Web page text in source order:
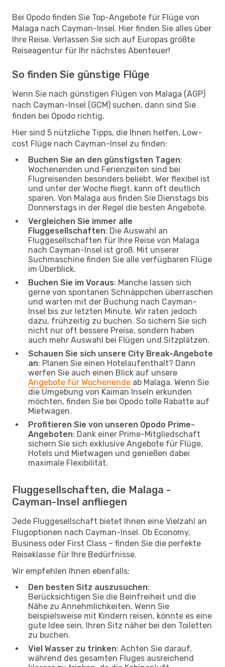
Bei Opodo finden Sie Top-Angebote für Flüge von
Malaga nach Cayman-Insel. Hier finden Sie alles über
Ihre Reise. Verlassen Sie sich auf Europas größte
Reiseagentur für Ihr nächstes Abenteuer!
So finden Sie günstige Flüge
Wenn Sie nach günstigen Flügen von Malaga (AGP)
nach Cayman-Insel (GCM) suchen, dann sind Sie
finden bei Opodo richtig.
Hier sind 5 nützliche Tipps, die Ihnen helfen, Low-
cost Flüge nach Cayman-Insel zu finden:
Buchen Sie an den günstigsten Tagen:
Wochenenden und Ferienzeiten sind bei
Flugreisenden besonders beliebt. Wer flexibel ist
und unter der Woche fliegt, kann oft deutlich
sparen. Von Malaga aus finden Sie Dienstags bis
Donnerstags in der Regel die besten Angebote.
Vergleichen Sie immer alle
Fluggesellschaften: Die Auswahl an
Fluggesellschaften für Ihre Reise von Malaga
nach Cayman-Insel ist groß. Mit unserer
Suchmaschine finden Sie alle verfügbaren Flüge
im Überblick.
Buchen Sie im Voraus: Manche lassen sich
gerne von spontanen Schnäppchen überraschen
und warten mit der Buchung nach Cayman-
Insel bis zur letzten Minute. Wir raten jedoch
dazu, frühzeitig zu buchen. So sichern Sie sich
nicht nur oft bessere Preise, sondern haben
auch mehr Auswahl bei Flügen und Sitzplätzen.
Schauen Sie sich unsere City Break-Angebote
an: Planen Sie einen Hotelaufenthalt? Dann
werfen Sie auch einen Blick auf unsere
Angebote für Wochenende ab Malaga. Wenn Sie
die Umgebung von Kaiman Inseln erkunden
möchten, finden Sie bei Opodo tolle Rabatte auf
Mietwagen.
Profitieren Sie von unseren Opodo Prime-
Angeboten: Dank einer Prime-Mitgliedschaft
sichern Sie sich exklusive Angebote für Flüge,
Hotels und Mietwagen und genießen dabei
maximale Flexibilität.
Fluggesellschaften, die Malaga -
Cayman-Insel anfliegen
Jede Fluggesellschaft bietet Ihnen eine Vielzahl an
Flugoptionen nach Cayman-Insel. Ob Economy,
Business oder First Class – finden Sie die perfekte
Reiseklasse für Ihre Bedürfnisse.
Wir empfehlen Ihnen ebenfalls:
Den besten Sitz auszusuchen:
Berücksichtigen Sie die Beinfreiheit und die
Nähe zu Annehmlichkeiten. Wenn Sie
beispielsweise mit Kindern reisen, könnte es eine
gute Idee sein, Ihren Sitz näher bei den Toiletten
zu buchen.
Viel Wasser zu trinken: Achten Sie darauf,
während des gesamten Fluges ausreichend